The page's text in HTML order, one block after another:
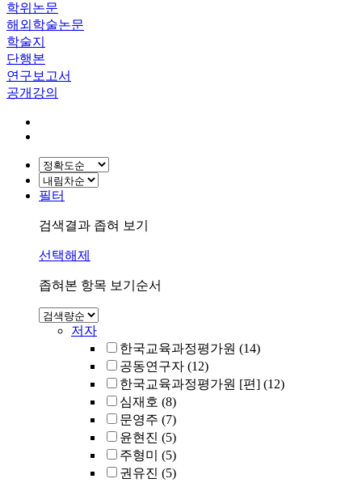
학위논문
해외학술논문
학술지
단행본
연구보고서
공개강의
필터
검색결과 좁혀 보기
선택해제
좁혀본 항목 보기순서
저자
한국교육과정평가원 (14)
공동연구자 (12)
한국교육과정평가원 [편] (12)
심재호 (8)
문영주 (7)
윤현진 (5)
주형미
(5)
권유진 (5)